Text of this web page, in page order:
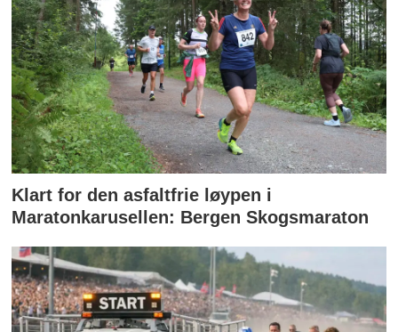
Klart for den asfaltfrie løypen i
Maratonkarusellen: Bergen Skogsmaraton